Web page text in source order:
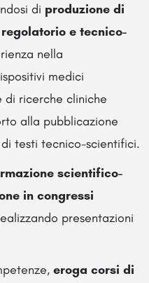
di produzione di
e tecnico-
nella
medici
di ricerche cliniche
alla pubblicazione
testi tecnico-scientifici.
scientifico-
in congressi
presentazioni
eroga corsi di